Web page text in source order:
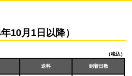
10月1日以降）
（税込）
送料 到着日数